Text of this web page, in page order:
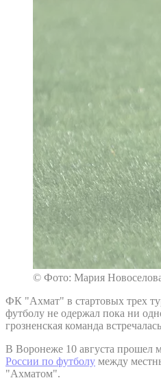
© Фото: Мария
ФК "Ахмат" в стартовых трех
футболу не одержал пока ни
грозненская команда
В Воронеже 10 августа прошел
России по футболу между
"Ахматом".